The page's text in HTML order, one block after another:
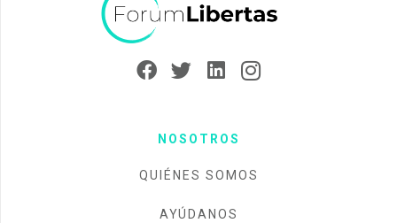
NOSOTROS
QUIÉNES SOMOS
AYÚDANOS